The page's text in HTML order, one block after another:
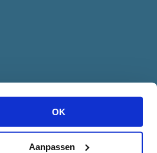
OK
Aanpassen